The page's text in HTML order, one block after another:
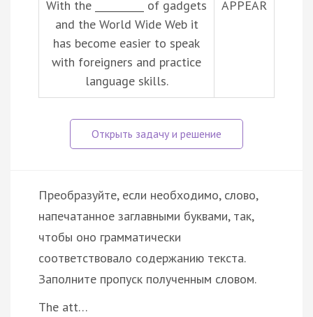
With the __________ of gadgets
and the World Wide Web it
has become easier to speak
with foreigners and practice
language skills.
APPEAR
Преобразуйте, если необходимо, слово,
напечатанное заглавными буквами, так,
чтобы оно грамматически
соответствовало содержанию текста.
Заполните пропуск полученным словом.
The att…